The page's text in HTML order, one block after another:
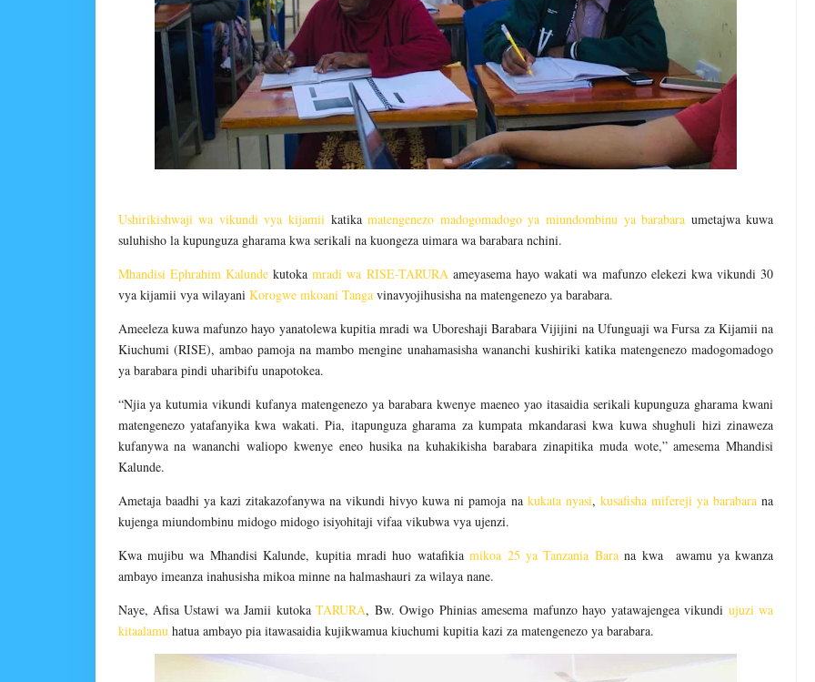
Ushirikishwaji wa vikundi vya kijamiikatikamatengenezo madogomadogo ya miundombinu ya barabara umetajwa kuwa
suluhisho la kupunguza gharama kwa serikali na kuongeza uimara wa barabara nchini.
Mhandisi Ephrahim Kalundekutokamradi wa RISE-TARURAameyasema hayo wakati wa mafunzo elekezi kwa vikundi 30
vya kijamii vya wilayani Korogwe mkoani Tangavinavyojihusisha na matengenezo ya barabara.
Ameeleza kuwa mafunzo hayo yanatolewa kupitia mradi wa Uboreshaji Barabara Vijijini na Ufunguaji wa Fursa za Kijamii na
Kiuchumi (RISE), ambao pamoja na mambo mengine unahamasisha wananchi kushiriki katika matengenezo madogomadogo
ya barabara pindi uharibifu unapotokea.
“Njia ya kutumia vikundi kufanya matengenezo ya barabara kwenye maeneo yao itasaidia serikali kupunguza gharama kwani
matengenezo yatafanyika kwa wakati. Pia, itapunguza gharama za kumpata mkandarasi kwa kuwa shughuli hizi zinaweza
kufanywa na wananchi waliopo kwenye eneo husika na kuhakikisha barabara zinapitika muda wote,” amesema Mhandisi
Kalunde.
Ametaja baadhi ya kazi zitakazofanywa na vikundi hivyo kuwa ni pamoja na kukata nyasi, kusafisha mifereji ya barabara na
kujenga miundombinu midogo midogo isiyohitaji vifaa vikubwa vya ujenzi.
Kwa mujibu wa Mhandisi Kalunde, kupitia mradi huo watafikiamikoa 25 ya Tanzania Barana kwa awamu ya kwanza
ambayo imeanza inahusisha mikoa minne na halmashauri za wilaya nane.
Naye, Afisa Ustawi wa Jamii kutokaTARURA, Bw. Owigo Phinias amesema mafunzo hayo yatawajengea vikundi ujuzi wa
kitaalamuhatua ambayo pia itawasaidia kujikwamua kiuchumi kupitia kazi za matengenezo ya barabara.